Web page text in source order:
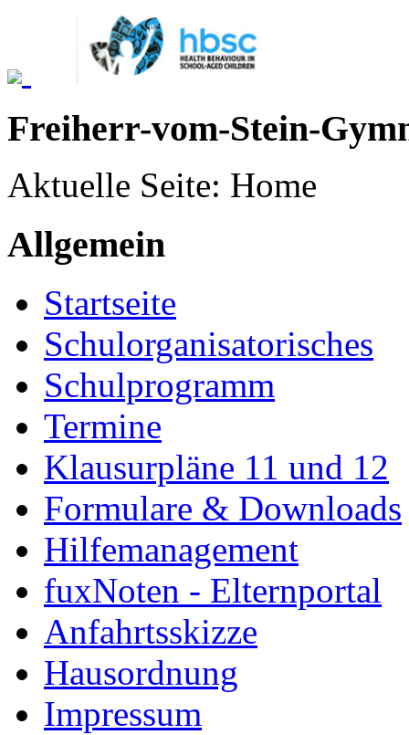
Freiherr-vom-Stein-
Aktuelle Seite: Home
Allgemein
Startseite
Schulorganisatorisches
Schulprogramm
Termine
Klausurpläne 11 und 12
Formulare & Downloads
Hilfemanagement
fuxNoten - Elternportal
Anfahrtsskizze
Hausordnung
Impressum